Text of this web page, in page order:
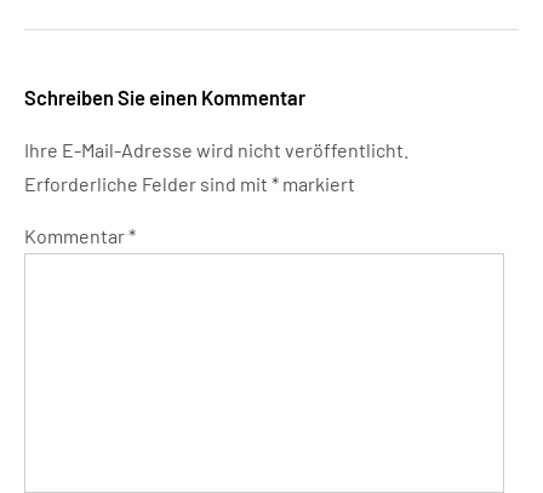
Schreiben Sie einen Kommentar
Ihre E-Mail-Adresse wird nicht veröffentlicht.
Erforderliche Felder sind mit * markiert
Kommentar*